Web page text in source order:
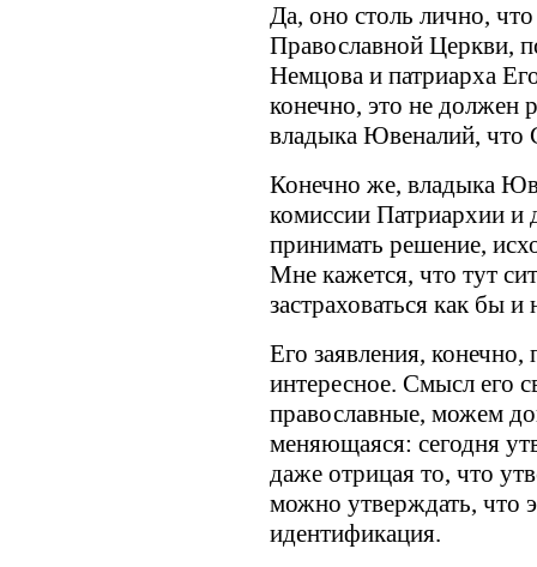
Да, оно столь лично,
Православной Церкви,
Немцова и патриарха
конечно, это не должен
владыка Ювеналий, что
Конечно же, владыка
комиссии Патриархии и
принимать решение,
Мне кажется, что тут
застраховаться как бы и
Его заявления, конечно,
интересное. Смысл его
православные, можем
меняющаяся: сегодня
даже отрицая то, что
можно утверждать, что
идентификация.